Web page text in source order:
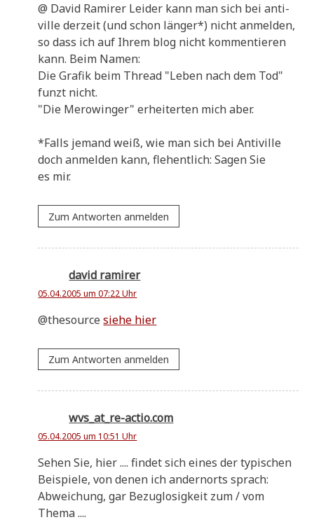
@ David Rami­rer Lei­der kann man sich bei anti­
ville der­zeit (und schon län­ger*) nicht anmel­den,
so dass ich auf Ihrem blog nicht kom­men­tie­ren
kann. Beim Namen:
Die Gra­fik beim Thread "Leben nach dem Tod"
funzt nicht.
"Die Mero­win­ger" erhei­ter­ten mich aber.
*Falls jemand weiß, wie man sich bei Anti­ville
doch anmel­den kann, fle­hent­lich: Sagen Sie
es mir.
Zum Antworten anmelden
david ramirer
05.04.2005 um 07:22 Uhr
@thesourcesie­he hier
Zum Antworten anmelden
wvs_at_re-actio.com
05.04.2005 um 10:51 Uhr
Sehen Sie, hier .... fin­det sich eines der typi­schen
Bei­spie­le, von denen ich andern­orts sprach:
Abwei­chung, gar Bezug­lo­sig­keit zum / vom
Thema ....